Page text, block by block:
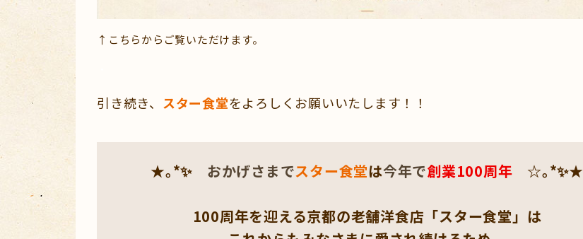
↑こちらからご覧いただけます。
引き続き、 スター食堂をよろしくお願いいたします！！
★｡*✨ おかげさまでスター食堂は今年で創業100周年 ☆｡*✨★
100周年を迎える京都の老舗洋食店「スター食堂」は